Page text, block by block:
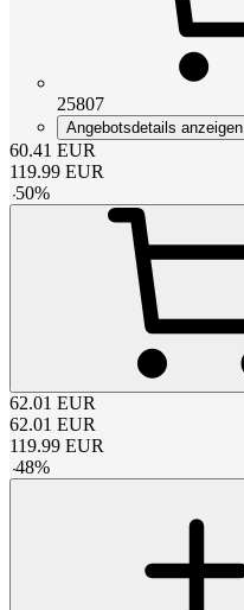
25807
Angebotsdetails anzeigen
60.41 EUR
119.99 EUR
-50%
62.01 EUR
62.01 EUR
119.99 EUR
-48%